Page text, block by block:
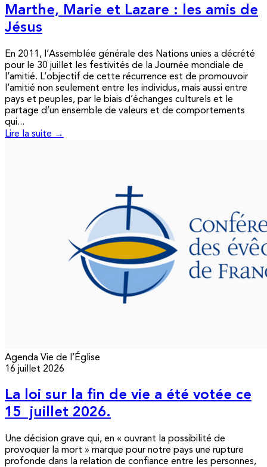
Marthe, Marie et Lazare : les amis de
Jésus
En 2011, l’Assemblée générale des Nations unies a décrété
pour le 30 juillet les festivités de la Journée mondiale de
l’amitié. L’objectif de cette récurrence est de promouvoir
l’amitié non seulement entre les individus, mais aussi entre
pays et peuples, par le biais d’échanges culturels et le
partage d’un ensemble de valeurs et de comportements
qui...
Lire la suite →
Agenda Vie de l’Église
16 juillet 2026
La loi sur la fin de vie a été votée ce
15 juillet 2026.
Une décision grave qui, en « ouvrant la possibilité de
provoquer la mort » marque pour notre pays une rupture
profonde dans la relation de confiance entre les personnes,